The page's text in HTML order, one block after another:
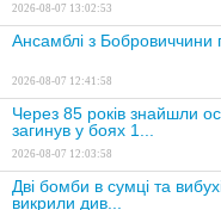
2026-08-07 13:02:53
Ансамблі з Бобровиччини
2026-08-07 12:41:58
Через 85 років знайшли
загинув у боях 1...
2026-08-07 12:03:58
Дві бомби в сумці та
викрили див...